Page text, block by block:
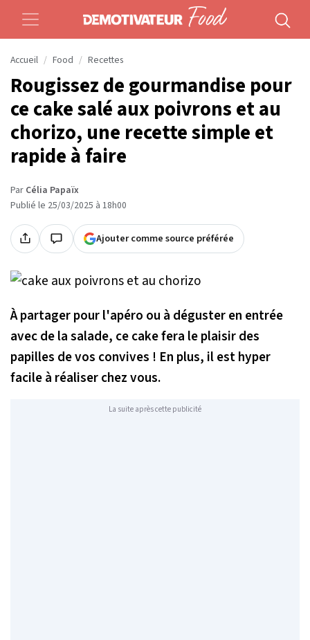
Accueil Food Recettes
Rougissez de gourmandise pour
ce cake salé aux poivrons et au
chorizo, une recette simple et
rapide à faire
Par Célia Papaïx
Publié le 25/03/2025 à 18h00
Ajouter comme source préférée
À partager pour l'apéro ou à déguster en entrée
avec de la salade, ce cake fera le plaisir des
papilles de vos convives ! En plus, il est hyper
facile à réaliser chez vous.
La suite après cette publicité